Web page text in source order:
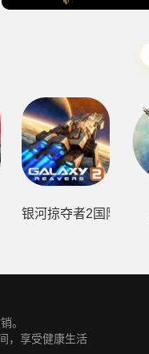
银河掠夺者2国际版
。
，享受健康生活